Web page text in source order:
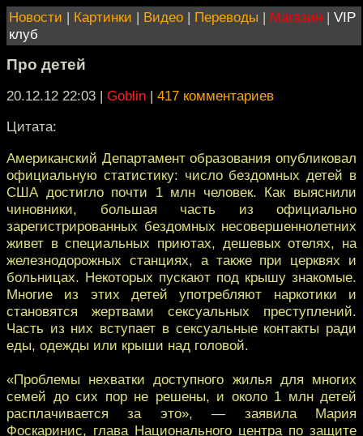
Новости | Картинки | Видео | Переводы | Магазин | VIP
клуб
Про детей
20.12.12 22:03 | Goblin | 417 комментариев
Цитата:
Американский Департамент образования опубликовал
официальную статистику: число бездомных детей в
США достигло почти 1 млн человек. Как выяснили
чиновники, большая часть из официально
зарегистрированных бездомных несовершеннолетних
живет в специальных приютах, дешевых отелях, на
железнодорожных станциях, а также при церквях и
больницах. Некоторых пускают под крышу знакомые.
Многие из этих детей употребляют наркотики и
становятся жертвами сексуальных преступлений.
Часть из них вступает в сексуальные контакты ради
еды, одежды или крыши над головой.
«Проблемы нехватки доступного жилья для многих
семей до сих пор не решены, и около 1 млн детей
расплачивается за это», — заявила Мария
Фоскаринис, глава Национального центра по защите